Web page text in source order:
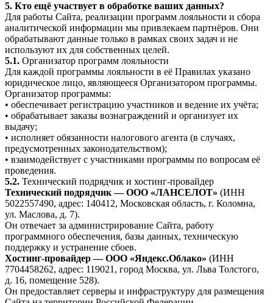
5. Кто ещё участвует в обработке ваших данных?
Для работы Сайта, реализации программ лояльности и сбора
аналитической информации мы привлекаем партнёров. Они
обрабатывают данные только в рамках своих задач и не
используют их для собственных целей.
5.1. Организатор программ лояльности
Для каждой программы лояльности в её Правилах указано
юридическое лицо, являющееся Организатором программы.
Организатор программы:
• обеспечивает регистрацию участников и ведение их учёта;
• обрабатывает заказы вознаграждений и организует их
выдачу;
• исполняет обязанности налогового агента (в случаях,
предусмотренных законодательством);
• взаимодействует с участниками программы по вопросам её
проведения.
5.2. Технический подрядчик и хостинг-провайдер
Технический подрядчик — ООО «ЛАНСЕЛОТ» (ИНН
5022557490, адрес: 140412, Московская область, г. Коломна,
ул. Маслова, д. 7).
Он отвечает за администрирование Сайта, работу
программного обеспечения, базы данных, техническую
поддержку и устранение сбоев.
Хостинг-провайдер — ООО «Яндекс.Облако» (ИНН
7704458262, адрес: 119021, город Москва, ул. Льва Толстого,
д. 16, помещение 528).
Он предоставляет серверы и инфраструктуру для размещения